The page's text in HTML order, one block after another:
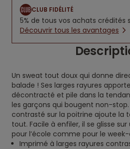
CLUB FIDÉLITÉ
5% de tous vos achats crédités
Découvrir tous les avantages
Un sweat tout doux qui donne
balade ! Ses larges rayures
décontracté et pile dans la
les garçons qui bougent non-
contrasté sur la poitrine ajoute la
tout. Facile à enfiler, il se glisse
pour l’école comme pour le
Imprimé à larges rayures